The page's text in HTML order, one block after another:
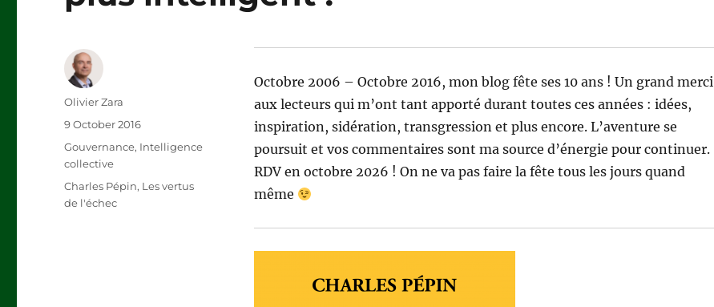
Octobre 2006 – Octobre 2016, mon blog fête ses 10 ans ! Un grand merci
aux lecteurs qui m’ont tant apporté durant toutes ces années : idées,
inspiration, sidération, transgression et plus encore. L’aventure se
poursuit et vos commentaires sont ma source d’énergie pour continuer.
RDV en octobre 2026 ! On ne va pas faire la fête tous les jours quand
même
Author
Olivier Zara
Posted
on
9 October 2016
Categories
Gouvernance, Intelligence
collective
Tags
Charles Pépin, Les vertus
de l'échec